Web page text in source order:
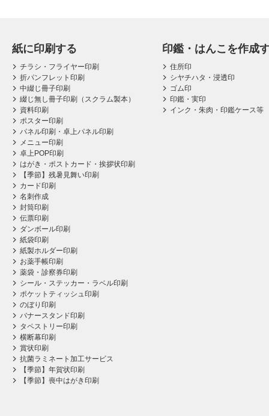
紙に印刷する
チラシ・フライヤー印刷
折パンフレット印刷
中綴じ冊子印刷
綴じ無し冊子印刷（スクラム製本）
資料印刷
ポスター印刷
パネル印刷・卓上パネル印刷
メニュー印刷
卓上POP印刷
はがき・ポストカード・挨拶状印刷
【季節】残暑見舞い印刷
カード印刷
名刺作成
封筒印刷
伝票印刷
ダンボール印刷
紙袋印刷
紙製ホルダー印刷
お薬手帳印刷
薬袋・診察券印刷
シール・ステッカー・ラベル印刷
ポケットティッシュ印刷
のぼり印刷
バナースタンド印刷
タペストリー印刷
横断幕印刷
賞状印刷
抗菌ラミネート加工サービス
【季節】年賀状印刷
【季節】喪中はがき印刷
印鑑・はんこを作成
住所印
シヤチハタ・浸透印
ゴム印
印鑑・実印
インク・朱肉・印鑑ケース等